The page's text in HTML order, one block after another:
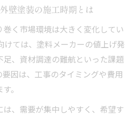
壁塗装の施工時期とは
く市場環境は大きく変化してい
けては、塗料メーカーの値上げ発
、資材調達の難航といった課題
因は、工事のタイミングや費用
。
、需要が集中しやすく、希望す